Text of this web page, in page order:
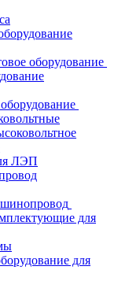
оборудование
ЛЭП
для
для